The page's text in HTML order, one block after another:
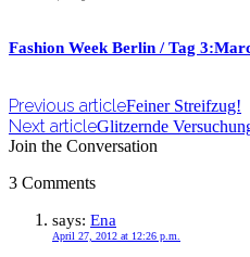
Fashion Week Berlin / Tag
Previous articleFeiner Streifzug!
Next articleGlitzernde
Join the Conversation
3 Comments
says: Ena
April 27, 2012 at 12:26 p.m.